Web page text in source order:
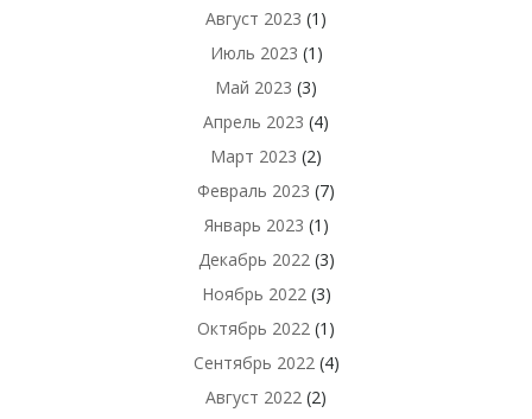
Август 2023 (1)
Июль 2023 (1)
Май 2023 (3)
Апрель 2023 (4)
Март 2023 (2)
Февраль 2023 (7)
Январь 2023 (1)
Декабрь 2022(3)
Ноябрь 2022(3)
Октябрь 2022 (1)
Сентябрь 2022(4)
Август 2022 (2)